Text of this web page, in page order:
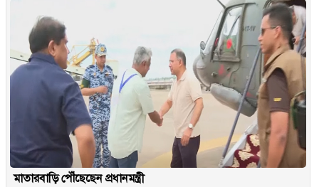
মাতারবাড়ি পৌঁছেছেন প্রধানমন্ত্রী